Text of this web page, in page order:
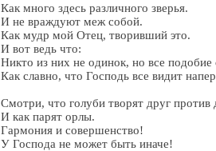
Как много здесь различного зверья.
И не враждуют меж собой.
Как мудр мой Отец, творивший это.
И вот ведь что:
Никто из них не одинок, но все подобие
Как славно, что Господь все видит
Смотри, что голуби творят друг против
И как парят орлы.
Гармония и совершенство!
У Господа не может быть иначе!